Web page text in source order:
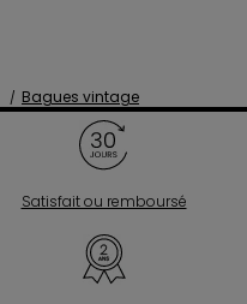
Bagues vintage
Satisfait ou remboursé